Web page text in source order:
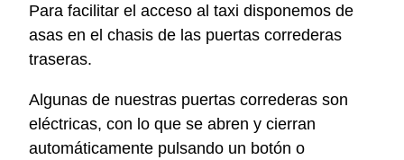
Para facilitar el acceso al taxi disponemos de
asas en el chasis de las puertas correderas
traseras.
Algunas de nuestras puertas correderas son
eléctricas, con lo que se abren y cierran
automáticamente pulsando un botón o